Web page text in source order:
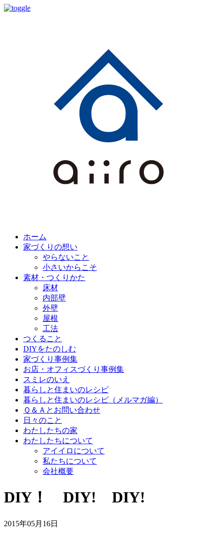
ホーム
家づくりの想い
やらないこと
小さいからこそ
素材・つくりかた
床材
内部壁
外壁
屋根
工法
つくること
DIYをたのしむ
家づくり事例集
お店・オフィスづくり事例集
スミレのいえ
暮らしと住まいのレシピ
暮らしと住まいのレシピ（メルマガ編）
Ｑ＆Ａとお問い合わせ
日々のこと
わたしたちの家
わたしたちについて
アイイロについて
私たちについて
会社概要
DIY！ DIY! DIY!
2015年05月16日